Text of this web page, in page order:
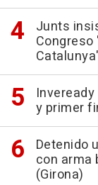
Junts
y primer
Detenido
con arma
(Girona)